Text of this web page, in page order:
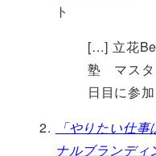
ト
[…] 立花
塾 マス
日目に参
「やりたい仕
ナルブランディ